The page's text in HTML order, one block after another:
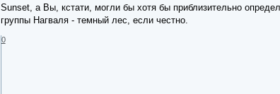
Sunset, a Вы, кстати, могли бы хотя бы приблизительно
группы Нагваля - темный лес, если честно.
0